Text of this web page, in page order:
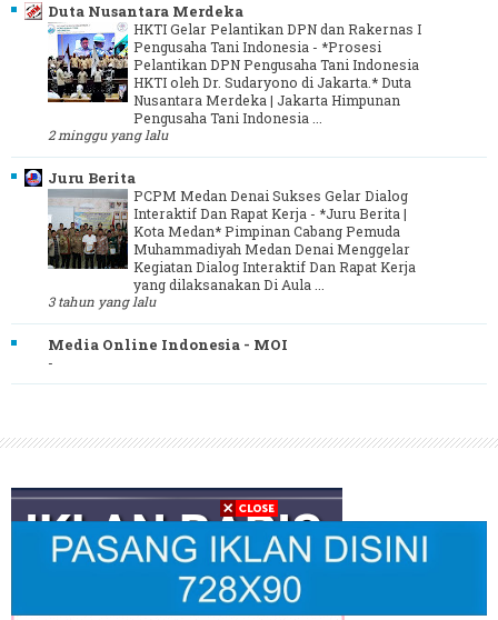
Duta Nusantara Merdeka
HKTI Gelar Pelantikan DPN dan Rakernas I
Pengusaha Tani Indonesia - *Prosesi
Pelantikan DPN Pengusaha Tani Indonesia
HKTI oleh Dr. Sudaryono di Jakarta.* Duta
Nusantara Merdeka | Jakarta Himpunan
Pengusaha Tani Indonesia ...
2 minggu yang lalu
Juru Berita
PCPM Medan Denai Sukses Gelar Dialog
Interaktif Dan Rapat Kerja - *Juru Berita |
Kota Medan* Pimpinan Cabang Pemuda
Muhammadiyah Medan Denai Menggelar
Kegiatan Dialog Interaktif Dan Rapat Kerja
yang dilaksanakan Di Aula ...
3 tahun yang lalu
Media Online Indonesia - MOI
-